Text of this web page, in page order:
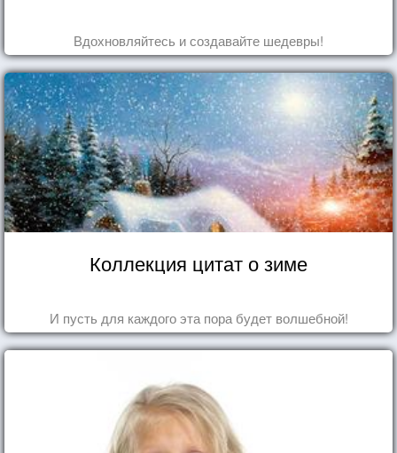
Вдохновляйтесь и создавайте шедевры!
Коллекция цитат о зиме
И пусть для каждого эта пора будет волшебной!